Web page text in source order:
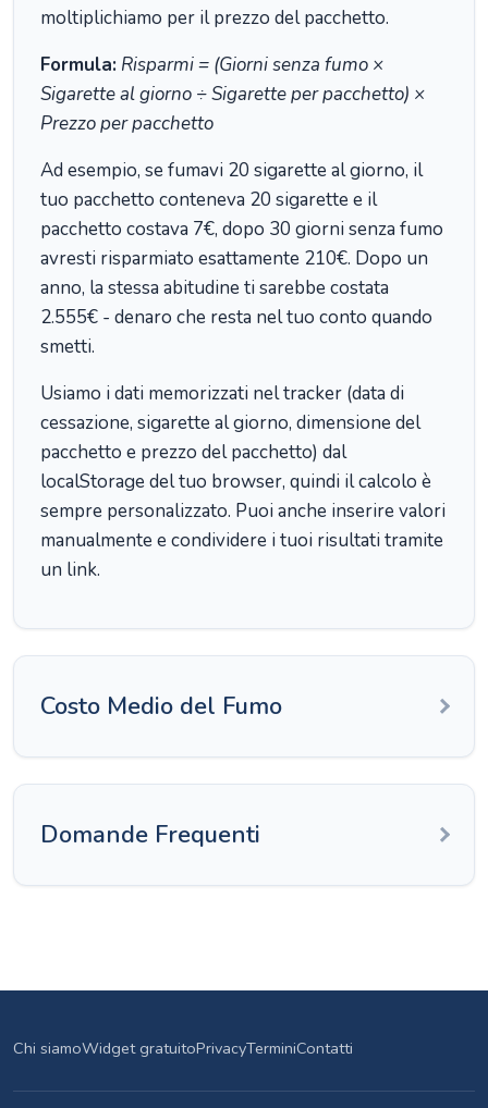
moltiplichiamo per il prezzo del pacchetto.
Formula: Risparmi = (Giorni senza fumo ×
Sigarette al giorno ÷ Sigarette per pacchetto) ×
Prezzo per pacchetto
Ad esempio, se fumavi 20 sigarette al giorno, il
tuo pacchetto conteneva 20 sigarette e il
pacchetto costava 7€, dopo 30 giorni senza fumo
avresti risparmiato esattamente 210€. Dopo un
anno, la stessa abitudine ti sarebbe costata
2.555€ - denaro che resta nel tuo conto quando
smetti.
Usiamo i dati memorizzati nel tracker (data di
cessazione, sigarette al giorno, dimensione del
pacchetto e prezzo del pacchetto) dal
localStorage del tuo browser, quindi il calcolo è
sempre personalizzato. Puoi anche inserire valori
manualmente e condividere i tuoi risultati tramite
un link.
Costo Medio del Fumo
Domande Frequenti
Chi siamoWidget gratuitoPrivacyTerminiContatti